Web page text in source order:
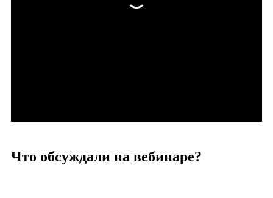
Что обсуждали на вебинаре?